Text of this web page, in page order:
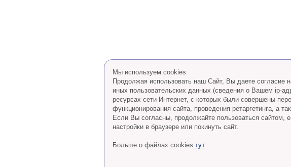
Мы используем cookies
Продолжая использовать наш Сайт, Вы даете согласие
иных пользовательских данных (сведения о Вашем ip-
ресурсах сети Интернет, с которых были совершены
функционирования сайта, проведения ретаргетинга, а
Eсли Вы согласны, продолжайте пользоваться
настройки в браузере или покинуть сайт.
Больше о файлах cookies тут